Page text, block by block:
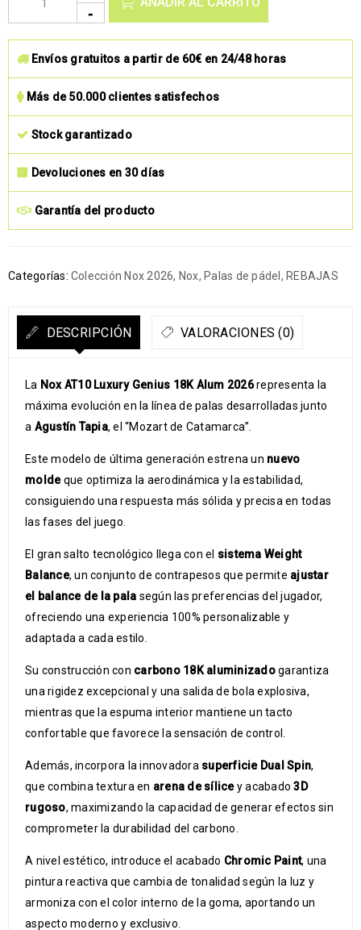
Envíos gratuitos a partir de 60€ en 24/48 horas
Más de 50.000 clientes satisfechos
Stock garantizado
Devoluciones en 30 días
Garantía del producto
Categorías: Colección Nox 2026, Nox, Palas de pádel , REBAJAS
DESCRIPCIÓN VALORACIONES (0)
La Nox AT10 Luxury Genius 18K Alum 2026representa la
máxima evolución en la línea de palas desarrolladas junto
a Agustín Tapia, el “Mozart de Catamarca”.
Este modelo de última generación estrena un nuevo
moldeque optimiza la aerodinámica y la estabilidad,
consiguiendo una respuesta más sólida y precisa en todas
las fases del juego.
El gran salto tecnológico llega con el sistema Weight
Balance, un conjunto de contrapesos que permite ajustar
el balance de la pala según las preferencias del jugador,
ofreciendo una experiencia 100% personalizable y
adaptada a cada estilo.
Su construcción con carbono 18K aluminizadogarantiza
una rigidez excepcional y una salida de bola explosiva,
mientras que la espuma interior mantiene un tacto
confortable que favorece la sensación de control.
Además, incorpora la innovadora superficie Dual Spin,
que combina textura en arena de sílicey acabado3D
rugoso, maximizando la capacidad de generar efectos sin
comprometer la durabilidad del carbono.
A nivel estético, introduce el acabado Chromic Paint, una
pintura reactiva que cambia de tonalidad según la luz y
armoniza con el color interno de la goma, aportando un
aspecto moderno y exclusivo.